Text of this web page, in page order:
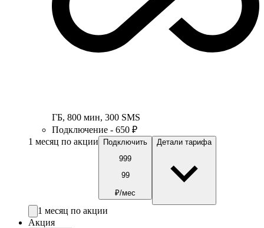
ГБ, 800 мин, 300 SMS
Подключение - 650 ₽
1 месяц по акции
Подключить
999
99
₽/мес
Детали тарифа
1 месяц по акции
Акция